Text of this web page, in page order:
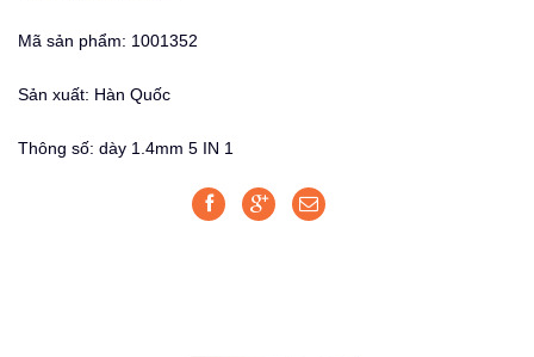
Mã sản phẩm: 1001352
Sản xuất: Hàn Quốc
Thông số: dày 1.4mm 5 IN 1